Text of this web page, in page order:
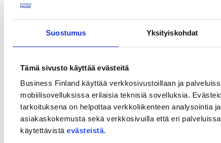
Suostumus Yksityiskohdat
Tämä sivusto käyttää evästeitä
Business Finland käyttää verkkosivustoillaan ja
mobiilisovelluksissa erilaisia teknisiä sovelluksia.
tarkoituksena on helpottaa verkkoliikenteen analysointia
asiakaskokemusta sekä verkkosivuilla että eri
käytettävistä evästeistä.
Meyer Turku Oy:n varatoimitusjohtaja
hankkeen saaman rahoituksen avulla voimme ennakkoluulottomasti
ilmastoneutraalin risteilyaluksen tilaus Turun telakalle tuo yhtiön
liikevaihtoon noin miljardi euroa, ja sillä on suora vaikutus Suomen
vientiin.
Lue myös:Meyer Turun vetämä NEcOLEAP-veturiohjelma
kokoaa tulevaisuuden tekijät yhteen rakentamaan ilmastoneutraalin
risteilyaluksen